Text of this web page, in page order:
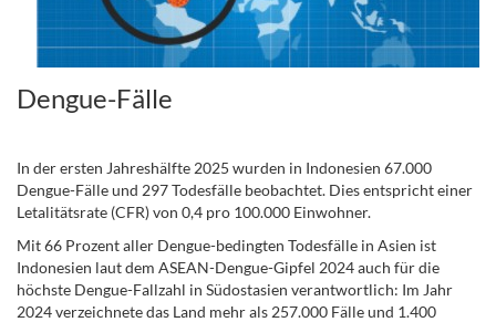
Dengue-Fälle
In der ersten Jahreshälfte 2025 wurden in Indonesien 67.000
Dengue-Fälle und 297 Todesfälle beobachtet. Dies entspricht einer
Letalitätsrate (CFR) von 0,4 pro 100.000 Einwohner.
Mit 66 Prozent aller Dengue-bedingten Todesfälle in Asien ist
Indonesien laut dem ASEAN-Dengue-Gipfel 2024 auch für die
höchste Dengue-Fallzahl in Südostasien verantwortlich: Im Jahr
2024 verzeichnete das Land mehr als 257.000 Fälle und 1.400